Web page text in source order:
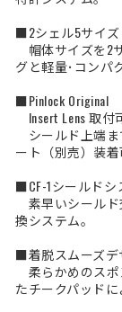
■2シェル5サイズ
帽体サイズを2
グと軽量･コンパ
■Pinlock Original
Insert Lens 取付
シールド上端ま
ート（別売）装着
■CF-1シールドシ
素早いシールド
換システム。
■着脱スムーズデ
柔らかめのスポ
たチークパッド